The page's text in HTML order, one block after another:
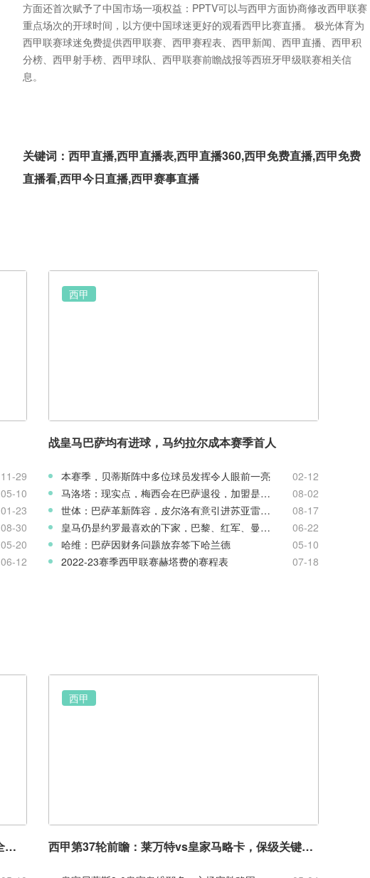
方面还首次赋予了中国市场一项权益：PPTV可以与西甲方面协商修改西甲联赛
重点场次的开球时间，以方便中国球迷更好的观看西甲比赛直播。 极光体育为
西甲联赛球迷免费提供西甲联赛、西甲赛程表、西甲新闻、西甲直播、西甲积
分榜、西甲射手榜、西甲球队、西甲联赛前瞻战报等西班牙甲级联赛相关信
息。
关键词：西甲直播,西甲直播表,西甲直播360,西甲免费直播,西甲免费
直播看,西甲今日直播,西甲赛事直播
11-29
05-10
01-23
08-30
05-20
06-12
西甲
战皇马巴萨均有进球，马约拉尔成本赛季首人
本赛季，贝蒂斯阵中多位球员发挥令人眼前一亮
02-12
马洛塔：现实点，梅西会在巴萨退役，加盟是在做梦
08-02
世体：巴萨革新阵容，皮尔洛有意引进苏亚雷斯和阿尔巴
08-17
皇马仍是约罗最喜欢的下家，巴黎、红军、曼联不会放弃
06-22
哈维：巴萨因财务问题放弃签下哈兰德
05-10
2022-23赛季西甲联赛赫塔费的赛程表
07-18
西甲第37轮战报：巴塞罗那3-1皇家贝蒂斯 主场全胜收官
西甲
西甲第37轮前瞻：莱万特vs皇家马略卡，保级关键六分战一触即发